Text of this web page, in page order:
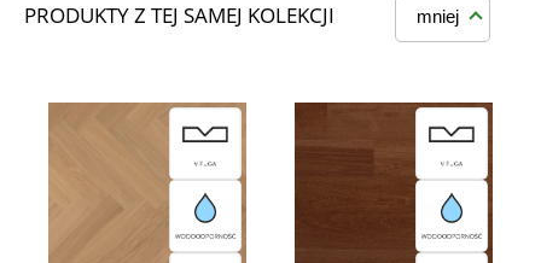
PRODUKTY Z TEJ SAMEJ KOLEKCJI mniej